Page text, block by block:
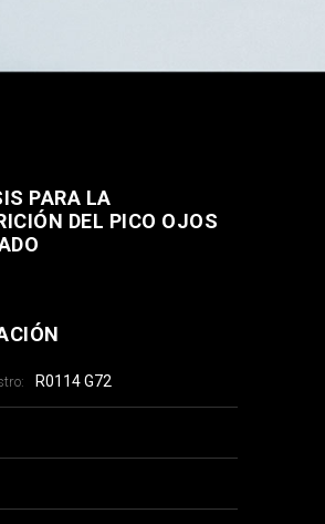
PARA LA
DEL PICO OJOS
R0114 G72